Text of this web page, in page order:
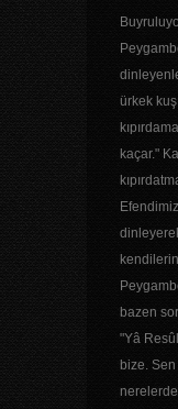
ürkek
kaçar."
bazen
"Yâ
bize.